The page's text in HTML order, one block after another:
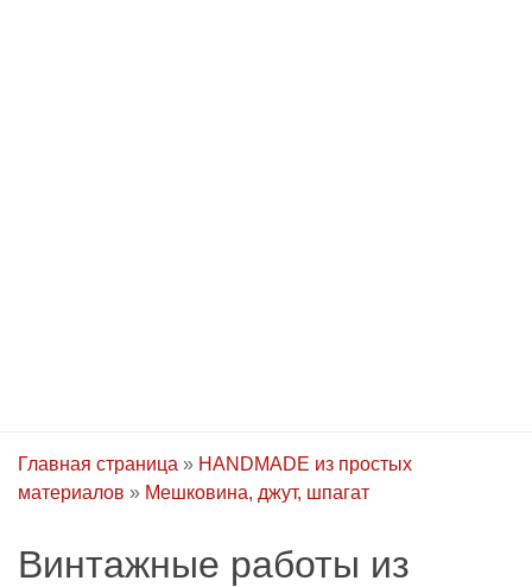
Главная страница » HANDMADE из простых
материалов » Мешковина, джут, шпагат
Винтажные работы из